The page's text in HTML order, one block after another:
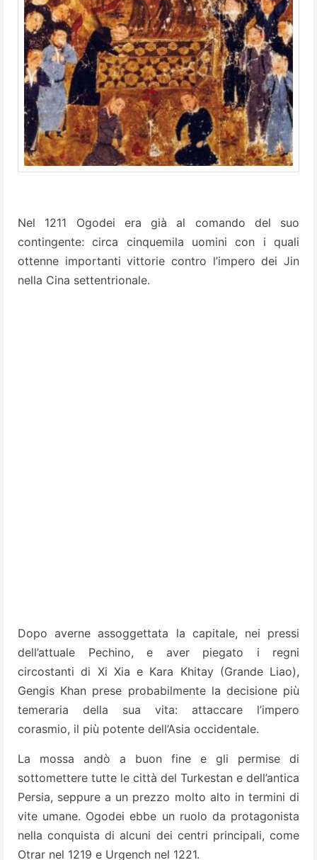
Nel 1211 Ogodei era già al comando del suo
contingente: circa cinquemila uomini con i quali
ottenne importanti vittorie contro l’impero dei Jin
nella Cina settentrionale.
Dopo averne assoggettata la capitale, nei pressi
dell’attuale Pechino, e aver piegato i regni
circostanti di Xi Xia e Kara Khitay (Grande Liao),
Gengis Khan prese probabilmente la decisione più
temeraria della sua vita: attaccare l’impero
corasmio, il più potente dell’Asia occidentale.
La mossa andò a buon fine e gli permise di
sottomettere tutte le città del Turkestan e dell’antica
Persia, seppure a un prezzo molto alto in termini di
vite umane. Ogodei ebbe un ruolo da protagonista
nella conquista di alcuni dei centri principali, come
Otrar nel 1219 e Urgench nel 1221.